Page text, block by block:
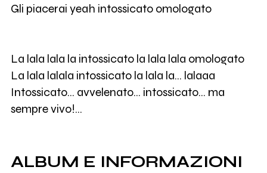
Gli piacerai yeah intossicato omologato
La lala lala la intossicato la lala lala omologato
La lala lalala intossicato la lala la… lalaaa
Intossicato… avvelenato… intossicato… ma
sempre vivo!…
ALBUM E INFORMAZIONI